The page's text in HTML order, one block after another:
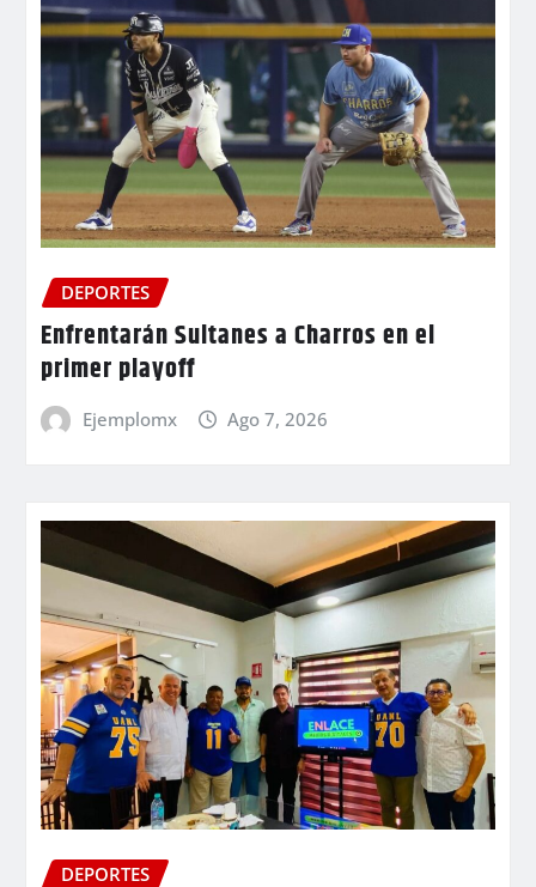
DEPORTES
Enfrentarán Sultanes a Charros en el
primer playoff
Ejemplomx Ago 7, 2026
DEPORTES